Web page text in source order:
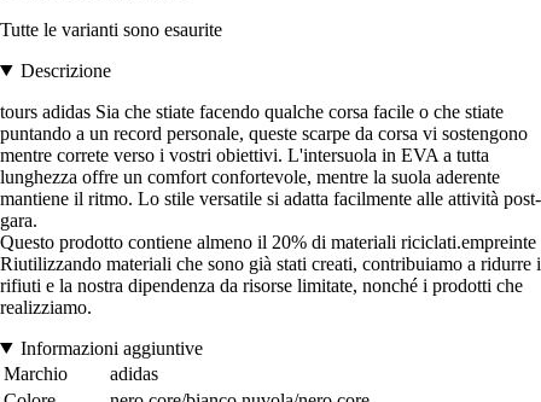
Tutte le varianti sono esaurite
Descrizione
tours adidas Sia che stiate facendo qualche corsa facile o che stiate
puntando a un record personale, queste scarpe da corsa vi sostengono
mentre correte verso i vostri obiettivi. L'intersuola in EVA a tutta
lunghezza offre un comfort confortevole, mentre la suola aderente
mantiene il ritmo. Lo stile versatile si adatta facilmente alle attività post-
gara.
Questo prodotto contiene almeno il 20% di materiali riciclati.empreinte
Riutilizzando materiali che sono già stati creati, contribuiamo a ridurre i
rifiuti e la nostra dipendenza da risorse limitate, nonché i prodotti che
realizziamo.
Informazioni aggiuntive
Marchio
adidas